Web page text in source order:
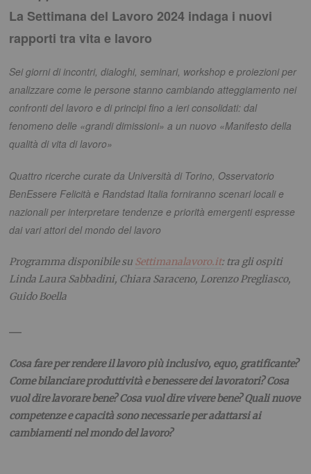
La Settimana del Lavoro 2024 indaga i nuovi
rapporti tra vita e lavoro
Sei giorni di incontri, dialoghi, seminari, workshop e proiezioni per
analizzare come le persone stanno cambiando atteggiamento nei
confronti del lavoroe di principi fino a ieri consolidati: dal
fenomeno delle «grandi dimissioni» a un nuovo «Manifesto della
qualità di vita di lavoro»
Quattro ricerche curate da Università di Torino, Osservatorio
BenEssere Felicità e Randstad Italia forniranno scenari locali e
nazionali per interpretare tendenzee priorità emergenti espresse
dai vari attori del mondo del lavoro
Programma disponibile su Settimanalavoro.it: tra gli ospiti
Linda Laura Sabbadini, Chiara Saraceno, Lorenzo Pregliasco,
Guido Boella
—
Cosa fare per rendere il lavoro più inclusivo, equo, gratificante?
Come bilanciare produttività e benessere dei lavoratori? Cosa
vuol dire lavorare bene? Cosa vuol dire vivere bene? Quali nuove
competenze e capacità sono necessarie per adattarsi ai
cambiamenti nel mondo del lavoro?